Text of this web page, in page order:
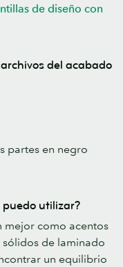
de diseño con
del acabado
partes en negro
utilizar?
mejor como acentos
de laminado
un equilibrio